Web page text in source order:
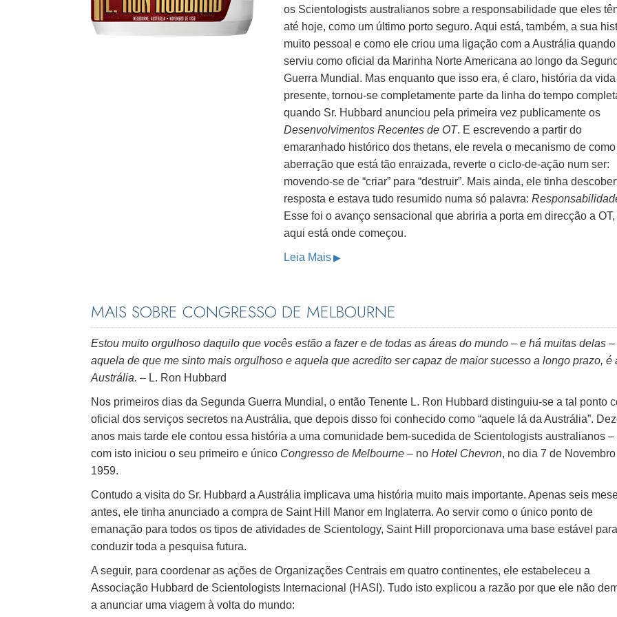
os Scientologists australianos sobre a responsabilidade que eles
até hoje, como um último porto seguro. Aqui está, também, a sua
muito pessoal e como ele criou uma ligação com a Austrália quando
serviu como oficial da Marinha Norte Americana ao longo da
Guerra Mundial. Mas enquanto que isso era, é claro, história da vida
presente, tornou-se completamente parte da linha do tempo
quando Sr. Hubbard anunciou pela primeira vez publicamente os
Desenvolvimentos Recentes de OT. E escrevendo a partir do
emaranhado histórico dos thetans, ele revela o mecanismo de como
aberração que está tão enraizada, reverte o ciclo-de-ação num ser:
movendo-se de “criar” para “destruir”. Mais ainda, ele tinha
resposta e estava tudo resumido numa só palavra:
Esse foi o avanço sensacional que abriria a porta em direcção a OT,
aqui está onde começou.
Leia Mais
MAIS SOBRE CONGRESSO DE MELBOURNE
Estou muito orgulhoso daquilo que vocês estão a fazer e de todas as áreas do mundo – e há muitas delas –
aquela de que me sinto mais orgulhoso e aquela que acredito ser capaz de maior sucesso a longo prazo, é
Austrália. – L. Ron Hubbard
Nos primeiros dias da Segunda Guerra Mundial, o então Tenente L. Ron Hubbard distinguiu-se a tal ponto
oficial dos serviços secretos na Austrália, que depois disso foi conhecido como “aquele lá da Austrália”.
anos mais tarde ele contou essa história a uma comunidade bem-sucedida de Scientologists australianos –
com isto iniciou o seu primeiro e único Congresso de Melbourne – no Hotel Chevron, no dia 7 de
1959.
Contudo a visita do Sr. Hubbard a Austrália implicava uma história muito mais importante. Apenas seis
antes, ele tinha anunciado a compra de Saint Hill Manor em Inglaterra. Ao servir como o único ponto de
emanação para todos os tipos de atividades de Scientology, Saint Hill proporcionava uma base estável para
conduzir toda a pesquisa futura.
A seguir, para coordenar as ações de Organizações Centrais em quatro continentes, ele estabeleceu a
Associação Hubbard de Scientologists Internacional (HASI). Tudo isto explicou a razão por que ele não
a anunciar uma viagem à volta do mundo: